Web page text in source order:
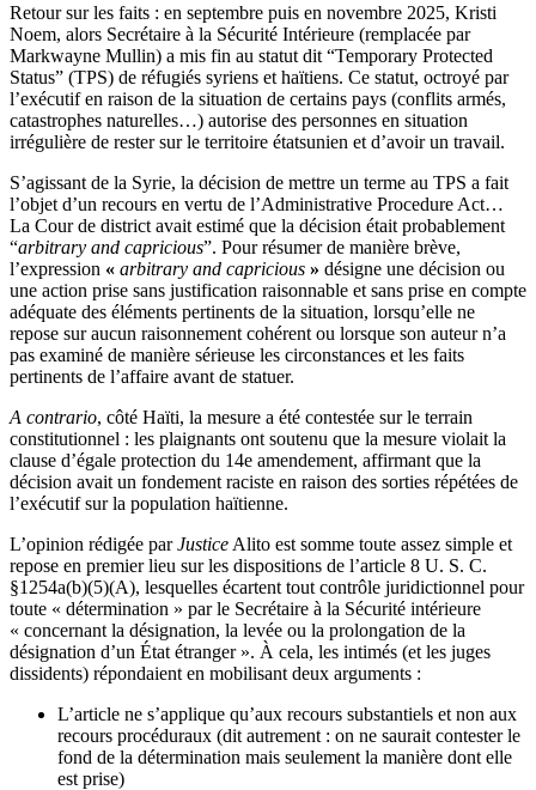
Retour sur les faits : en septembre puis en novembre 2025, Kristi
Noem, alors Secrétaire à la Sécurité Intérieure (remplacée par
Markwayne Mullin) a mis fin au statut dit “Temporary Protected
Status” (TPS) de réfugiés syriens et haïtiens. Ce statut, octroyé par
l’exécutif en raison de la situation de certains pays (conflits armés,
catastrophes naturelles…) autorise des personnes en situation
irrégulière de rester sur le territoire étatsunien et d’avoir un travail.
S’agissant de la Syrie, la décision de mettre un terme au TPS a fait
l’objet d’un recours en vertu de l’Administrative Procedure Act…
La Cour de district avait estimé que la décision était probablement
“arbitrary and capricious”. Pour résumer de manière brève,
l’expression « arbitrary and capricious » désigne une décision ou
une action prise sans justification raisonnable et sans prise en compte
adéquate des éléments pertinents de la situation, lorsqu’elle ne
repose sur aucun raisonnement cohérent ou lorsque son auteur n’a
pas examiné de manière sérieuse les circonstances et les faits
pertinents de l’affaire avant de statuer.
A contrario, côté Haïti, la mesure a été contestée sur le terrain
constitutionnel : les plaignants ont soutenu que la mesure violait la
clause d’égale protection du 14e amendement, affirmant que la
décision avait un fondement raciste en raison des sorties répétées de
l’exécutif sur la population haïtienne.
L’opinion rédigée parJustice Alito est somme toute assez simple et
repose en premier lieu sur les dispositions de l’article 8 U. S. C.
§1254a(b)(5)(A), lesquelles écartent tout contrôle juridictionnel pour
toute « détermination » par le Secrétaire à la Sécurité intérieure
« concernant la désignation, la levée ou la prolongation de la
désignation d’un État étranger ». À cela, les intimés (et les juges
dissidents) répondaient en mobilisant deux arguments :
L’article ne s’applique qu’aux recours substantiels et non aux
recours procéduraux (dit autrement : on ne saurait contester le
fond de la détermination mais seulement la manière dont elle
est prise)